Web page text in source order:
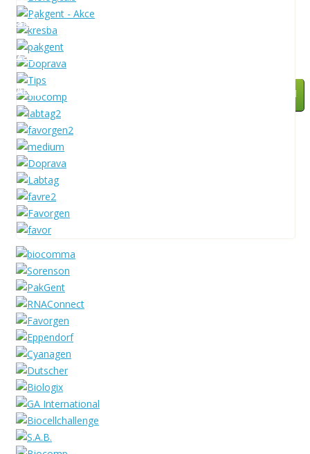
Služby
Zastupované firmy
AKCE